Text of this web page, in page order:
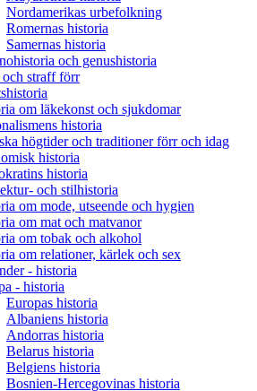
Nordamerikas urbefolkning
Romernas historia
Samernas historia
och genushistoria
straff förr
om läkekonst och sjukdomar
historia
högtider och traditioner förr och idag
historia
historia
och stilhistoria
om mode, utseende och hygien
om mat och matvanor
om tobak och alkohol
om relationer, kärlek och sex
- historia
- historia
Europas historia
Albaniens historia
Andorras historia
Belarus historia
Belgiens historia
Bosnien-Hercegovinas historia